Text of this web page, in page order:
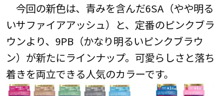
今回の新色は、青みを含んだ6SA（やや明る
いサファイアアッシュ）と、定番のピンクブラ
ウンより、9PB（かなり明るいピンクブラウ
ン）が新たにラインナップ。可愛らしさと落ち
着きを両立できる人気のカラーです。